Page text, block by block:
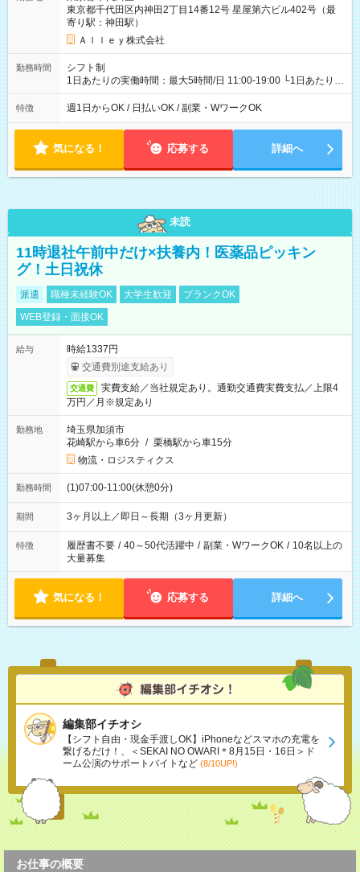
東京都千代田区内神田2丁目14番12号 星屋第六ビル402号（最
寄り駅：神田駅）
Ａｌｌｅｙ株式会社
勤務時間
シフト制
1日あたりの実働時間：最大5時間/日 11:00-19:00 └1日あたりの
実働時間：1-5時間 └上記の時間帯内であれば、いつでも勤務可
能！ └平日・土曜日の中で、お好きな曜日でご勤務いただけま
18:00 などのように、自由な働き方が可能なお仕事です！
特徴 週1日からOK / 日払いOK / 副業・WワークOK
気になる！ 応募する 詳細へ
未読
11時退社午前中だけ×扶養内！医薬品ピッキン
グ！土日祝休
派遣 職種未経験OK 大学生歓迎
ブランクOK
WEB登録・面接OK
給与
時給1337円
交通費別途支給あり
交通費
実費支給／当社規定あり。通勤交通費実費支払／上限4
万円／月※規定あり
勤務地
埼玉県加須市
花崎駅から車6分 / 栗橋駅から車15分
物流・ロジスティクス
勤務時間 (1)07:00-11:00(休憩0分)
期間 3ヶ月以上／即日～長期（3ヶ月更新）
特徴 履歴書不要 / 40～50代活躍中 / 副業・WワークOK / 10名以上の
大量募集
気になる！ 応募する 詳細へ
編集部イチオシ
【シフト自由・現金手渡しOK】iPhoneなどスマホの充電を
繋げるだけ！、＜SEKAI NO OWARI＊8月15日・16日＞ド
ーム公演のサポートバイトなど (8/10UP!)
お仕事の概要